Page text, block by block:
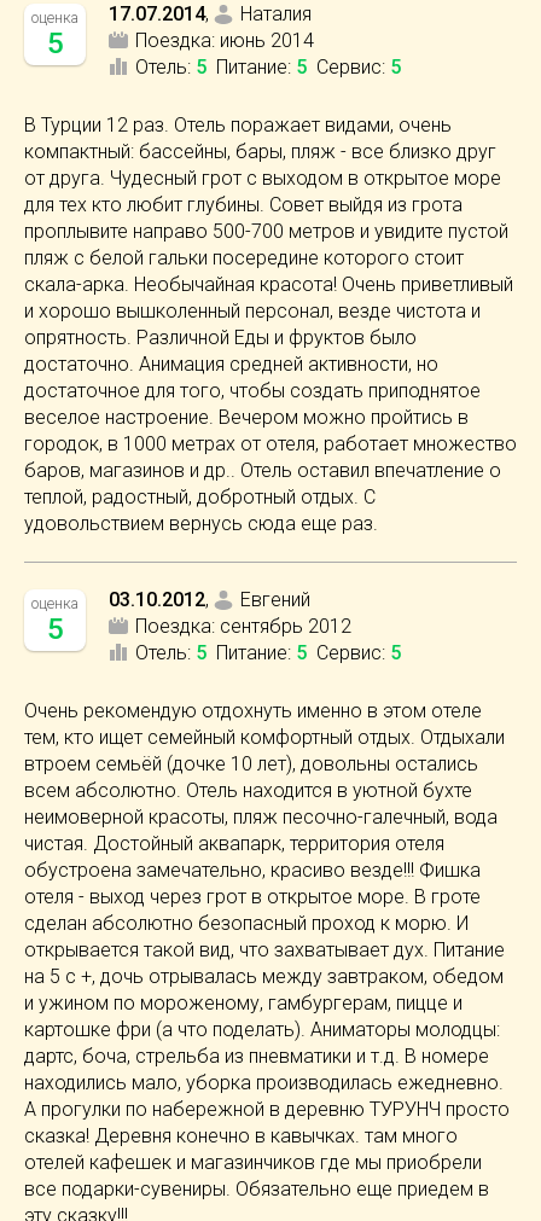
оценка
5
17.07.2014,
Наталия
Поездка: июнь 2014
Отель: 5 Питание: 5 Сервис: 5
В Турции 12 раз. Отель поражает видами, очень
компактный: бассейны, бары, пляж - все близко друг
от друга. Чудесный грот с выходом в открытое море
для тех кто любит глубины. Совет выйдя из грота
проплывите направо 500-700 метров и увидите пустой
пляж с белой гальки посередине которого стоит
скала-арка. Необычайная красота! Очень приветливый
и хорошо вышколенный персонал, везде чистота и
опрятность. Различной Еды и фруктов было
достаточно. Анимация средней активности, но
достаточное для того, чтобы создать приподнятое
веселое настроение. Вечером можно пройтись в
городок, в 1000 метрах от отеля, работает множество
баров, магазинов и др.. Отель оставил впечатление о
теплой, радостный, добротный отдых. С
удовольствием вернусь сюда еще раз.
оценка
5
03.10.2012,
Евгений
Поездка: сентябрь 2012
Отель: 5 Питание: 5 Сервис: 5
Очень рекомендую отдохнуть именно в этом отеле
тем, кто ищет семейный комфортный отдых. Отдыхали
втроем семьёй (дочке 10 лет), довольны остались
всем абсолютно. Отель находится в уютной бухте
неимоверной красоты, пляж песочно-галечный, вода
чистая. Достойный аквапарк, территория отеля
обустроена замечательно, красиво везде!!! Фишка
отеля - выход через грот в открытое море. В гроте
сделан абсолютно безопасный проход к морю. И
открывается такой вид, что захватывает дух. Питание
на 5 с +, дочь отрывалась между завтраком, обедом
и ужином по мороженому, гамбургерам, пицце и
картошке фри (а что поделать). Аниматоры молодцы:
дартс, боча, стрельба из пневматики и т.д. В номере
находились мало, уборка производилась ежедневно.
А прогулки по набережной в деревню ТУРУНЧ просто
сказка! Деревня конечно в кавычках. там много
отелей кафешек и магазинчиков где мы приобрели
все подарки-сувениры. Обязательно еще приедем в
эту сказку!!!